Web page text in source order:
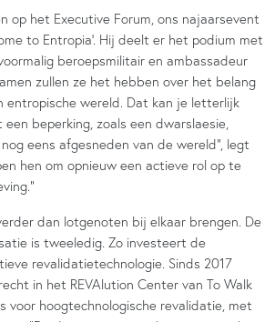
op het Executive Forum, ons najaarsevent
to Entropia’. Hij deelt er het podium met
beroepsmilitair en ambassadeur
zullen ze het hebben over het belang
entropische wereld. Dat kan je letterlijk
een beperking, zoals een dwarslaesie,
eens afgesneden van de wereld”, legt
hen om opnieuw een actieve rol op te
dan lotgenoten bij elkaar brengen. De
is tweeledig. Zo investeert de
revalidatietechnologie. Sinds 2017
in het REVAlution Center van To Walk
voor hoogtechnologische revalidatie, met